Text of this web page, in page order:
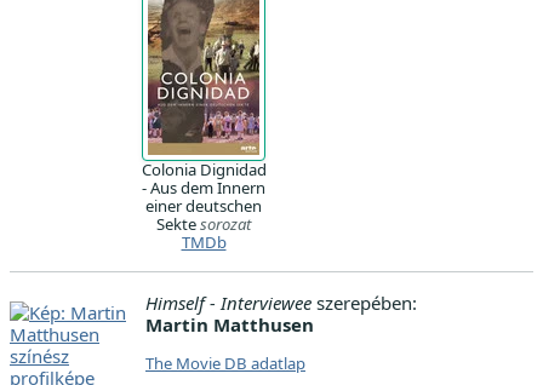
Colonia Dignidad
- Aus dem Innern
einer deutschen
Sektesorozat
TMDb
Himself - Interviewee szerepében:
Martin Matthusen
The Movie DB adatlap